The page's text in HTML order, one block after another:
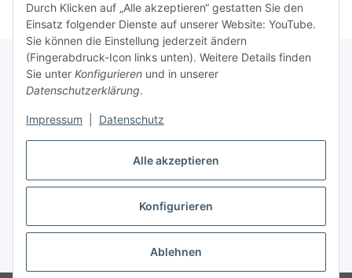
Alle akzeptieren
Konfigurieren
Ablehnen
Durch Klicken auf „Alle akzeptieren“ gestatten Sie den
Einsatz folgender Dienste auf unserer Website: YouTube.
Sie können die Einstellung jederzeit ändern
(Fingerabdruck-Icon links unten). Weitere Details finden
Sie unter Konfigurieren und in unserer
Datenschutzerklärung.
Impressum Datenschutz
Gesetzliche Informationen
Vertrag widerrufen
* Alle Preise inkl. gesetzlicher USt., zzgl.Versand